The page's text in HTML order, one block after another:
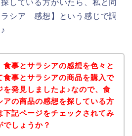
している方がいたら、私と同
ラシア 感想】という感じで調
食事とサラシアの感想を色々と
食事とサラシアの商品を購入で
を発見しましたよ♪なので、食
アの商品の感想を探している方
下記ページをチェックされてみ
でしょうか？